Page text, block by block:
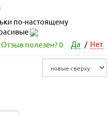
по-настоящему
Да / Нет
Отзыв полезен?0